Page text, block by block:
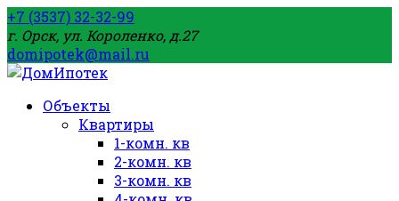
+7 (3537) 32-32-99
г. Орск, ул. Короленко, д.27
domipotek@mail.ru
Объекты
Квартиры
1-комн. кв
2-комн. кв
3-комн. кв